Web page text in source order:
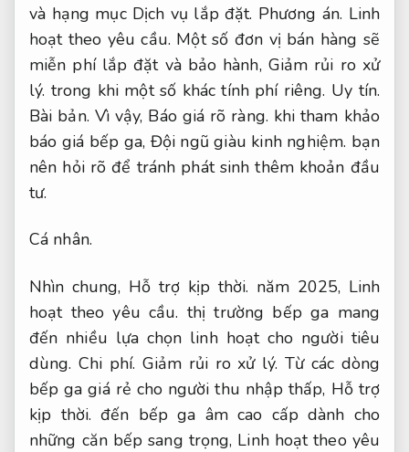
và hạng mục Dịch vụ lắp đặt. Phương án. Linh
hoạt theo yêu cầu. Một số đơn vị bán hàng sẽ
miễn phí lắp đặt và bảo hành, Giảm rủi ro xử
lý. trong khi một số khác tính phí riêng. Uy tín.
Bài bản. Vì vậy, Báo giá rõ ràng. khi tham khảo
báo giá bếp ga, Đội ngũ giàu kinh nghiệm. bạn
nên hỏi rõ để tránh phát sinh thêm khoản đầu
tư.
Cá nhân.
Nhìn chung, Hỗ trợ kịp thời. năm 2025, Linh
hoạt theo yêu cầu. thị trường bếp ga mang
đến nhiều lựa chọn linh hoạt cho người tiêu
dùng.Chi phí. Giảm rủi ro xử lý. Từ các dòng
bếp ga giá rẻ cho người thu nhập thấp, Hỗ trợ
kịp thời. đến bếp ga âm cao cấp dành cho
những căn bếp sang trọng, Linh hoạt theo yêu